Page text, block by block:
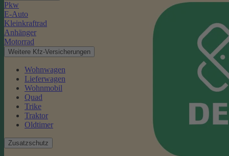
Pkw
E-Auto
Kleinkraftrad
Anhänger
Motorrad
Weitere Kfz-Versicherungen
Wohnwagen
Lieferwagen
Wohnmobil
Quad
Trike
Traktor
Oldtimer
Zusatzschutz